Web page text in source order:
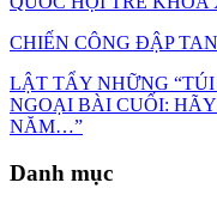
CHIẾN CÔNG ĐẬP
LẬT TẨY NHỮNG
NGOẠI BÀI CUỐI:
NĂM…”
Danh mục